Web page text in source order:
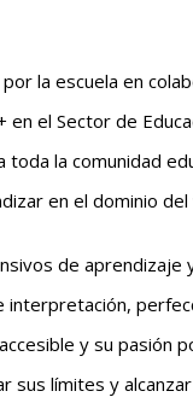
la escuela en
en el Sector de
toda la comunidad
en el dominio
de
interpretación,
y su pasión
sus límites y